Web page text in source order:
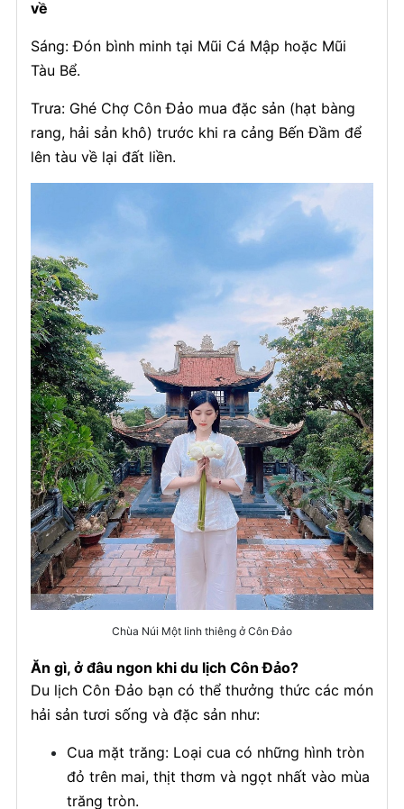
về
Sáng: Đón bình minh tại Mũi Cá Mập hoặc Mũi
Tàu Bể.
Trưa: Ghé Chợ Côn Đảo mua đặc sản (hạt bàng
rang, hải sản khô) trước khi ra cảng Bến Đầm để
lên tàu về lại đất liền.
Chùa Núi Một linh thiêng ở Côn Đảo
Ăn gì, ở đâu ngon khi du lịch Côn Đảo?
Du lịch Côn Đảo bạn có thể thưởng thức các món
hải sản tươi sống và đặc sản như:
Cua mặt trăng: Loại cua có những hình tròn
đỏ trên mai, thịt thơm và ngọt nhất vào mùa
trăng tròn.